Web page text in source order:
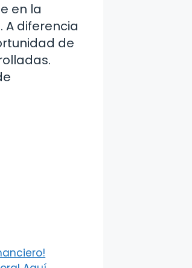
en la
diferencia
de